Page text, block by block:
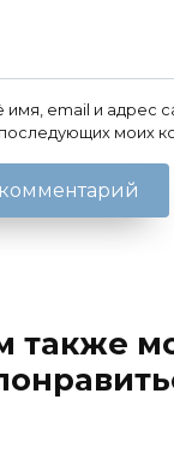
имя, email и адрес
моих
также